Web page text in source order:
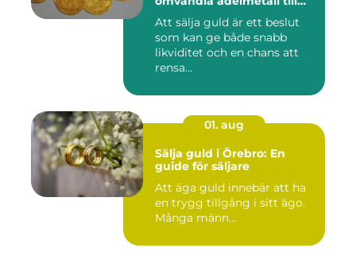
Att sälja guld är ett beslut
som kan ge både snabb
likviditet och en chans att
rensa...
01. aug
Sälja guld i Örebro: En
guide för säljare
Att äga guld innebär att ha
en trygg tillgång i sitt ägo.
Många männ...